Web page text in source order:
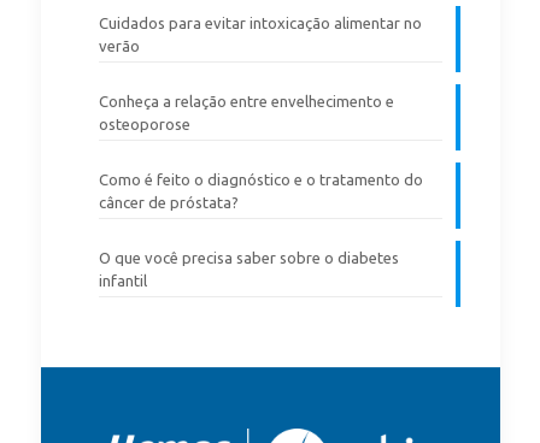
Cuidados para evitar intoxicação alimentar no
verão
Conheça a relação entre envelhecimento e
osteoporose
Como é feito o diagnóstico e o tratamento do
câncer de próstata?
O que você precisa saber sobre o diabetes
infantil